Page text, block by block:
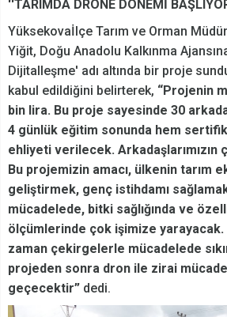
''TARIMDA DRONE DÖNEMİ
Yüksekovaİlçe Tarım ve Orman
Yiğit, Doğu Anadolu Kalkınma
Dijitalleşme' adı altında bir proje
kabul edildiğini belirterek, “Projenin
bin lira. Bu proje sayesinde 30
4 günlük eğitim sonunda hem
ehliyeti verilecek. Arkadaşlarımızın
Bu projemizin amacı, ülkenin tarım
geliştirmek, genç istihdamı
mücadelede, bitki sağlığında ve
ölçümlerinde çok işimize
zaman çekirgelerle mücadelede
projeden sonra dron ile zirai
geçecektir” dedi.